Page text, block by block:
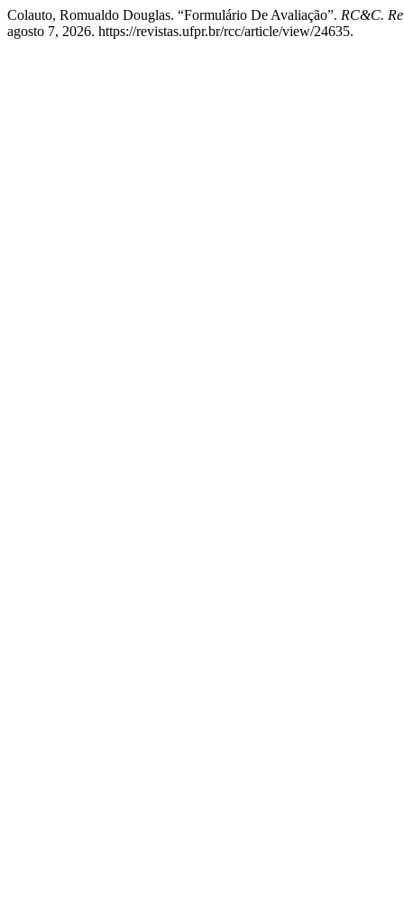
Colauto, Romualdo Douglas. “Formulário De Avaliação”. RC&C.
agosto 7, 2026. https://revistas.ufpr.br/rcc/article/view/24635.